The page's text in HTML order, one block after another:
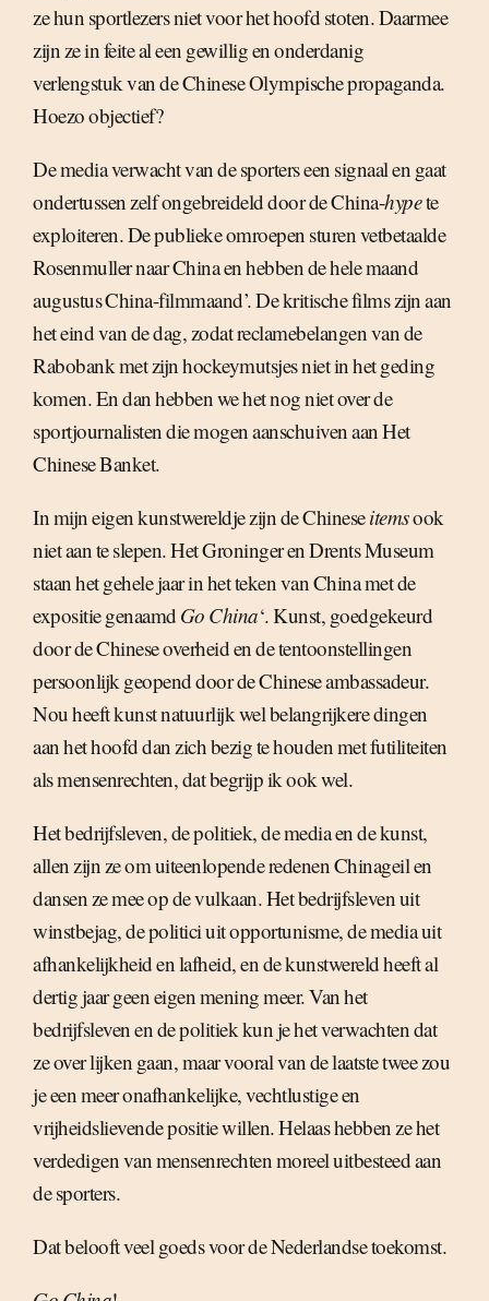
ze hun sportlezers niet voor het hoofd stoten. Daarmee
zijn ze in feite al een gewillig en onderdanig
verlengstuk van de Chinese Olympische propaganda.
Hoezo objectief?
De media verwacht van de sporters een signaal en gaat
ondertussen zelf ongebreideld door de China-hypete
exploiteren. De publieke omroepen sturen vetbetaalde
Rosenmuller naar China en hebben de hele maand
augustus China-filmmaand’. De kritische films zijn aan
het eind van de dag, zodat reclamebelangen van de
Rabobank met zijn hockeymutsjes niet in het geding
komen. En dan hebben we het nog niet over de
sportjournalisten die mogen aanschuiven aan Het
Chinese Banket.
In mijn eigen kunstwereldje zijn de Chineseitemsook
niet aan te slepen. Het Groninger en Drents Museum
staan het gehele jaar in het teken van China met de
expositie genaamd  Go China‘. Kunst, goedgekeurd
door de Chinese overheid en de tentoonstellingen
persoonlijk geopend door de Chinese ambassadeur.
Nou heeft kunst natuurlijk wel belangrijkere dingen
aan het hoofd dan zich bezig te houden met futiliteiten
als mensenrechten, dat begrijp ik ook wel.
Het bedrijfsleven, de politiek, de media en de kunst,
allen zijn ze om uiteenlopende redenen Chinageil en
dansen ze mee op de vulkaan. Het bedrijfsleven uit
winstbejag, de politici uit opportunisme, de media uit
afhankelijkheid en lafheid, en de kunstwereld heeft al
dertig jaar geen eigen mening meer. Van het
bedrijfsleven en de politiek kun je het verwachten dat
ze over lijken gaan, maar vooral van de laatste twee zou
je een meer onafhankelijke, vechtlustige en
vrijheidslievende positie willen. Helaas hebben ze het
verdedigen van mensenrechten moreel uitbesteed aan
de sporters.
Dat belooft veel goeds voor de Nederlandse toekomst.